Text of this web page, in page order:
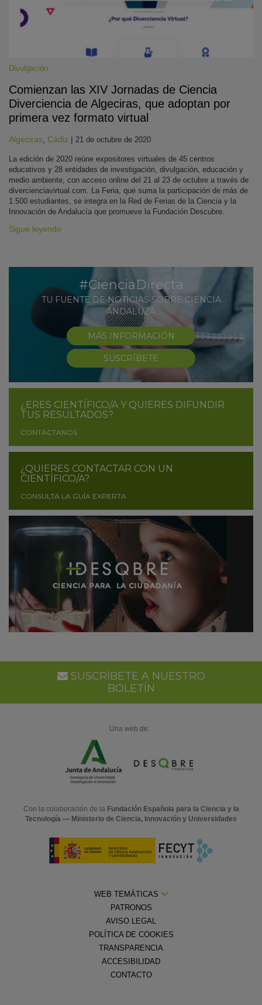
Divulgación
Comienzan las XIV Jornadas de Ciencia
Diverciencia de Algeciras, que adoptan por
primera vez formato virtual
Algeciras Cádiz | 21 de octubre de 2020
La edición de 2020 reúne expositores virtuales de 45 centros
educativos y 28 entidades de investigación, divulgación, educación y
medio ambiente, con acceso online del 21 al 23 de octubre a través de
divercienciavirtual.com. La Feria, que suma la participación de más de
1.500 estudiantes, se integra en la Red de Ferias de la Ciencia y la
Innovación de Andalucía que promueve la Fundación Descubre.
Sigue leyendo
#CienciaDirecta
TU FUENTE DE NOTICIAS SOBRE CIENCIA
ANDALUZA
MÁS INFORMACIÓN
SUSCRÍBETE
¿ERES CIENTÍFICO/A Y QUIERES DIFUNDIR
TUS RESULTADOS?
CONTÁCTANOS
¿QUIERES CONTACTAR CON UN
CIENTÍFICO/A?
CONSULTA LA GUÍA EXPERTA
SUSCRÍBETE A NUESTRO
BOLETÍN
Una web de:
Con la colaboración de la Fundación Española para la Ciencia y la
Tecnología — Ministerio de Ciencia, Innovación y Universidades
WEB TEMÁTICAS
PATRONOS
AVISO LEGAL
POLÍTICA DE COOKIES
TRANSPARENCIA
ACCESIBILIDAD
CONTACTO